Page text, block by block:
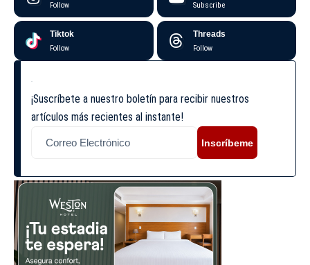
Follow Subscribe
Tiktok
Follow
Threads
Follow
¡Suscríbete a nuestro boletín para recibir nuestros
artículos más recientes al instante!
Inscríbeme